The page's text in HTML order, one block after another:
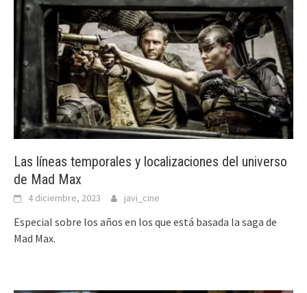
Las líneas temporales y localizaciones del universo
de Mad Max
4 diciembre, 2023 javi_cine
Especial sobre los años en los que está basada la saga de
Mad Max.